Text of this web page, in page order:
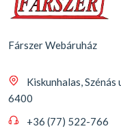
Fárszer Webáruház
Kiskunhalas, Szénás
6400
+36 (77) 522-766